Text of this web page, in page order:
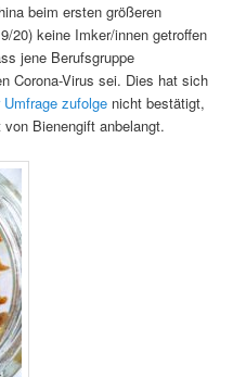
beim ersten größeren
20) keine Imker/innen getroffen
jene Berufsgruppe
Corona-Virus sei. Dies hat sich
Umfrage zufolge nicht bestätigt,
Bienengift anbelangt.